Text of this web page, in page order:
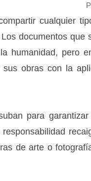
cualquier
documentos que
humanidad, pero
obras con la
para
de arte o